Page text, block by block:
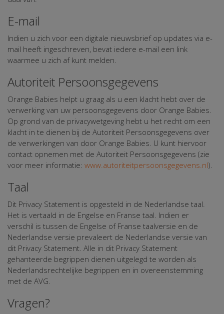
E-mail
Indien u zich voor een digitale nieuwsbrief op updates via e-
mail heeft ingeschreven, bevat iedere e-mail een link
waarmee u zich af kunt melden.
Autoriteit Persoonsgegevens
Orange Babies helpt u graag als u een klacht hebt over de
verwerking van uw persoonsgegevens door Orange Babies.
Op grond van de privacywetgeving hebt u het recht om een
klacht in te dienen bij de Autoriteit Persoonsgegevens over
de verwerkingen van door Orange Babies. U kunt hiervoor
contact opnemen met de Autoriteit Persoonsgegevens (zie
voor meer informatie: www.autoriteitpersoonsgegevens.nl).
Taal
Dit Privacy Statement is opgesteld in de Nederlandse taal.
Het is vertaald in de Engelse en Franse taal. Indien er
verschil is tussen de Engelse of Franse taalversie en de
Nederlandse versie prevaleert de Nederlandse versie van
dit Privacy Statement. Alle in dit Privacy Statement
gehanteerde begrippen dienen uitgelegd te worden als
Nederlandsrechtelijke begrippen en in overeenstemming
met de AVG.
Vragen?